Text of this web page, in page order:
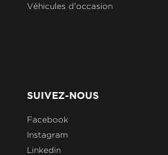
Véhicules d'occasion
SUIVEZ-NOUS
Facebook
Instagram
Linkedin